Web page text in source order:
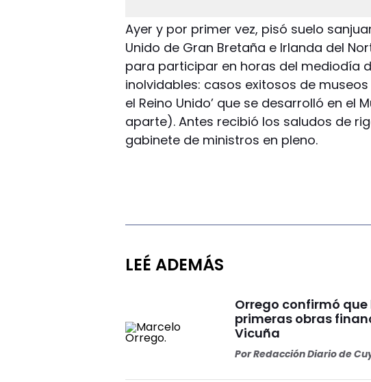
Ayer y por primer vez, pisó suelo
Unido de Gran Bretaña e Irlanda del
para participar en horas del mediodía
inolvidables: casos exitosos de
el Reino Unido’ que se desarrolló en el
aparte). Antes recibió los saludos de
gabinete de ministros en pleno.
LEÉ ADEMÁS
Orrego confirmó que
primeras obras
Vicuña
PorRedacción Diario de